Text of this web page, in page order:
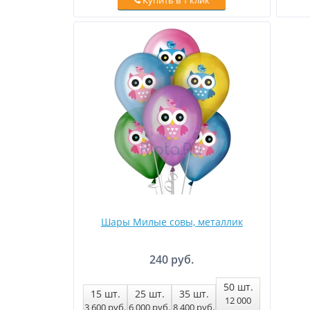
Шары Милые совы, металлик
240 руб.
15шт.
3 600 руб.
25шт.
6 000 руб.
35шт.
8 400 руб.
50шт.
12 000